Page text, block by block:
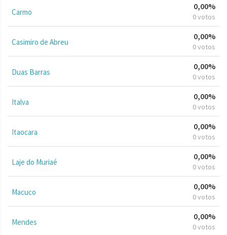
Carmo
0,00%
0 votos
Casimiro de Abreu
0,00%
0 votos
Duas Barras
0,00%
0 votos
Italva
0,00%
0 votos
Itaocara
0,00%
0 votos
Laje do Muriaé
0,00%
0 votos
Macuco
0,00%
0 votos
Mendes
0,00%
0 votos